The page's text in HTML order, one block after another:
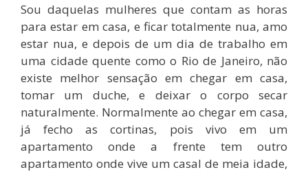
Sou daquelas mulheres que contam as horas
para estar em casa, e ficar totalmente nua, amo
estar nua, e depois de um dia de trabalho em
uma cidade quente como o Rio de Janeiro, não
existe melhor sensação em chegar em casa,
tomar um duche, e deixar o corpo secar
naturalmente. Normalmente ao chegar em casa,
já fecho as cortinas, pois vivo em um
apartamento onde a frente tem outro
apartamento onde vive um casal de meia idade,